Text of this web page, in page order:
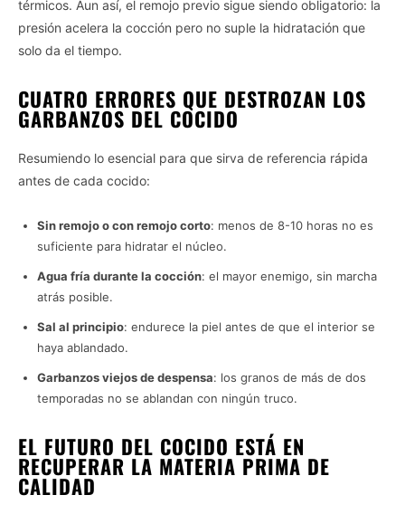
térmicos. Aun así, el remojo previo sigue siendo obligatorio: la
presión acelera la cocción pero no suple la hidratación que
solo da el tiempo.
CUATRO ERRORES QUE DESTROZAN LOS
GARBANZOS DEL COCIDO
Resumiendo lo esencial para que sirva de referencia rápida
antes de cada cocido:
Sin remojo o con remojo corto: menos de 8-10 horas no es
suficiente para hidratar el núcleo.
Agua fría durante la cocción: el mayor enemigo, sin marcha
atrás posible.
Sal al principio: endurece la piel antes de que el interior se
haya ablandado.
Garbanzos viejos de despensa: los granos de más de dos
temporadas no se ablandan con ningún truco.
EL FUTURO DEL COCIDO ESTÁ EN
RECUPERAR LA MATERIA PRIMA DE
CALIDAD